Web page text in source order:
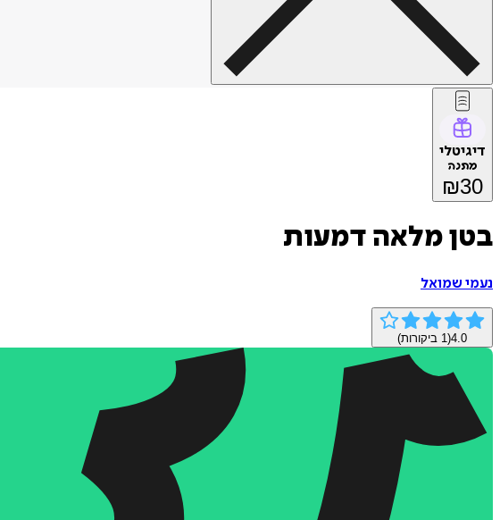
דיגיטלי
מתנה
₪30
בטן מלאה דמעות
נעמי שמואל
4.0
(
1 ביקורות)